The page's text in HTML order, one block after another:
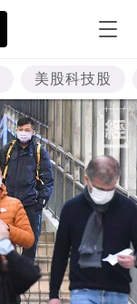
美股科技股